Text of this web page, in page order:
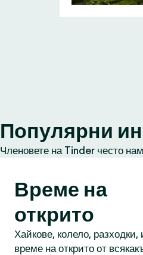
Популярни
Членовете на Tinder често
Време на
открито
Хайкове, колело,
време на открито от